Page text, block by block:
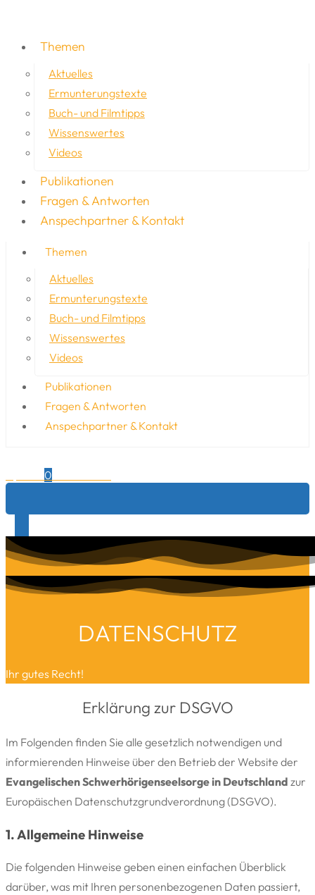
Themen
Aktuelles
Ermunterungstexte
Buch- und Filmtipps
Wissenswertes
Videos
Publikationen
Fragen & Antworten
Anspechpartner & Kontakt
Themen
Aktuelles
Ermunterungstexte
Buch- und Filmtipps
Wissenswertes
Videos
Publikationen
Fragen & Antworten
Anspechpartner & Kontakt
0
DATENSCHUTZ
Ihr gutes Recht!
Erklärung zur DSGVO
Im Folgenden finden Sie alle gesetzlich notwendigen und
informierenden Hinweise über den Betrieb der Website der
Evangelischen Schwerhörigenseelsorge in Deutschland zur
Europäischen Datenschutzgrundverordnung (DSGVO).
1. Allgemeine Hinweise
Die folgenden Hinweise geben einen einfachen Überblick
darüber, was mit Ihren personenbezogenen Daten passiert,